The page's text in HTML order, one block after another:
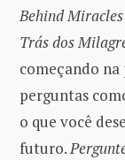
Behind
Trás dos
começando na
perguntas
o que você
futuro.